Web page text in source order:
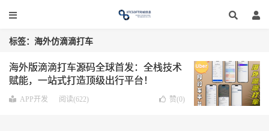
标签：海外仿滴滴打车
海外版滴滴打车源码全球首发：全栈技术
赋能，一站式打造顶级出行平台！
APP开发 阅读(622) 赞(0)